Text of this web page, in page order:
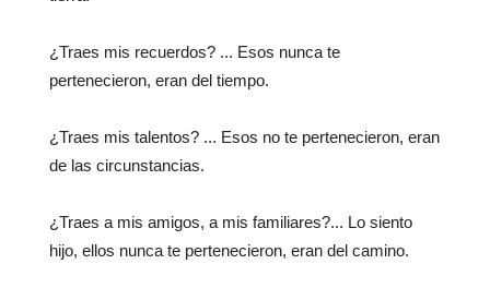
¿Traes mis recuerdos? ... Esos nunca te
pertenecieron, eran del tiempo.
¿Traes mis talentos? ... Esos no te pertenecieron, eran
de las circunstancias.
¿Traes a mis amigos, a mis familiares?... Lo siento
hijo, ellos nunca te pertenecieron, eran del camino.